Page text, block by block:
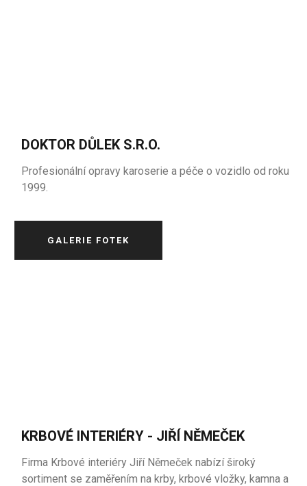
DOKTOR DŮLEK S.R.O.
Profesionální opravy karoserie a péče o vozidlo od roku
1999.
GALERIE FOTEK
KRBOVÉ INTERIÉRY - JIŘÍ NĚMEČEK
Firma Krbové interiéry Jiří Němeček nabízí široký
sortiment se zaměřením na krby, krbové vložky, kamna a